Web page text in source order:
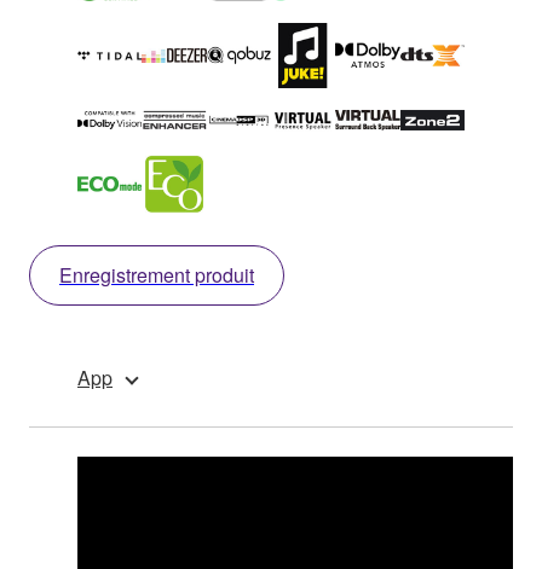
Enregistrement produit
App